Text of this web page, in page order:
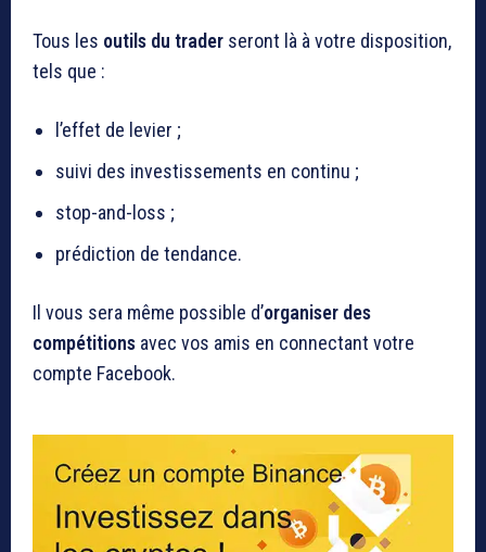
Tous les outils du trader seront là à votre disposition,
tels que :
l’effet de levier ;
suivi des investissements en continu ;
stop-and-loss ;
prédiction de tendance.
Il vous sera même possible d’organiser des
compétitions avec vos amis en connectant votre
compte Facebook.